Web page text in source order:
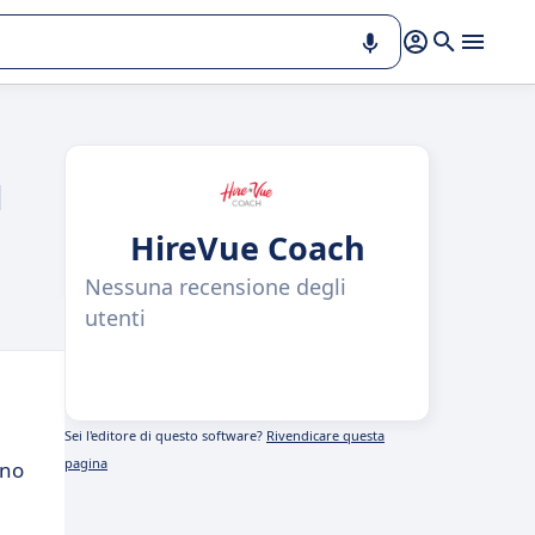
HireVue Coach
Nessuna recensione degli
utenti
Sei l'editore di questo software? Rivendicare questa
pagina